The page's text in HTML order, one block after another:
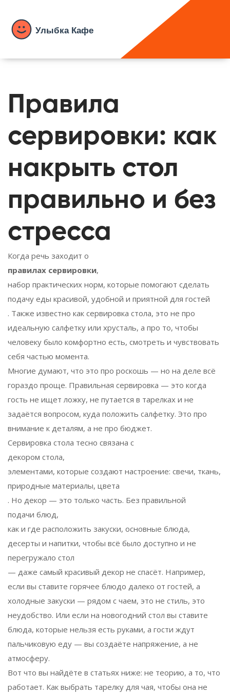
Правила
сервировки: как
накрыть стол
правильно и без
стресса
Когда речь заходит о
правилах сервировки,
набор практических норм, которые помогают сделать
подачу еды красивой, удобной и приятной для гостей
. Также известно как сервировка стола, это не про
идеальную салфетку или хрусталь, а про то, чтобы
человеку было комфортно есть, смотреть и чувствовать
себя частью момента.
Многие думают, что это про роскошь — но на деле всё
гораздо проще. Правильная сервировка — это когда
гость не ищет ложку, не путается в тарелках и не
задаётся вопросом, куда положить салфетку. Это про
внимание к деталям, а не про бюджет.
Сервировка стола тесно связана с
декором стола,
элементами, которые создают настроение: свечи, ткань,
природные материалы, цвета
. Но декор — это только часть. Без правильной
подачи блюд,
как и где расположить закуски, основные блюда,
десерты и напитки, чтобы всё было доступно и не
перегружало стол
— даже самый красивый декор не спасёт. Например,
если вы ставите горячее блюдо далеко от гостей, а
холодные закуски — рядом с чаем, это не стиль, это
неудобство. Или если на новогодний стол вы ставите
блюда, которые нельзя есть руками, а гости ждут
пальчиковую еду — вы создаёте напряжение, а не
атмосферу.
Вот что вы найдёте в статьях ниже: не теорию, а то, что
работает. Как выбрать тарелку для чая, чтобы она не